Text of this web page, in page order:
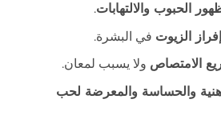
الحبوب والالتهابات.
الزيوت في البشرة.
الامتصاص ولا يسبب لمعان.
والحساسة والمعرضة لحب